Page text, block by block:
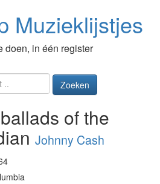
Muzieklijstjes
doen, in één register
Zoeken
of the
Johnny Cash